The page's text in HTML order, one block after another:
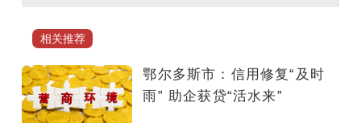
市
会
信
用
相关推荐
鄂尔多斯市：信用修复“及时
雨” 助企获贷“活水来”